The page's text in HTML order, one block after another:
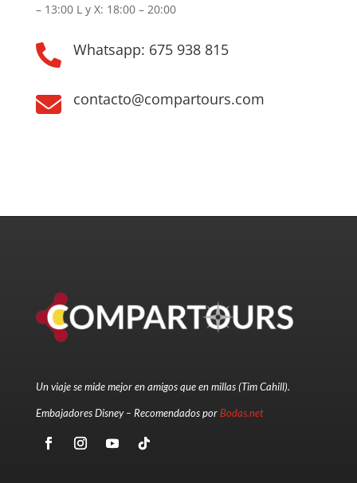
– 13:00 L y X: 18:00 – 20:00
 Whatsapp: 675 938 815
 contacto@compartours.com
Un viaje se mide mejor en amigos que en millas (Tim Cahill).
Embajadores Disney – Recomendados porBodas.net